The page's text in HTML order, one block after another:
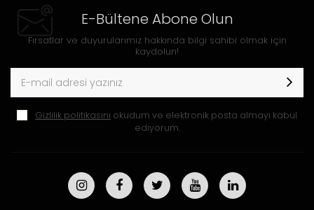
E-Bültene Abone Olun
Fırsatlar ve duyurularımız hakkında bilgi sahibi olmak için
kaydolun!
Gizlilik politikasını okudum ve elektronik posta almayı kabul
ediyorum.